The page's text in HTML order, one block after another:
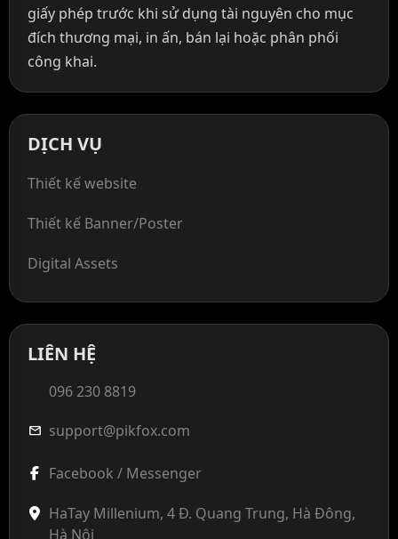
giấy phép trước khi sử dụng tài nguyên cho mục
đích thương mại, in ấn, bán lại hoặc phân phối
công khai.
DỊCH VỤ
Thiết kế website
Thiết kế Banner/Poster
Digital Assets
LIÊN HỆ
096 230 8819
mail support@pikfox.com
Facebook / Messenger
HaTay Millenium, 4 Đ. Quang Trung, Hà Đông,
Hà Nội